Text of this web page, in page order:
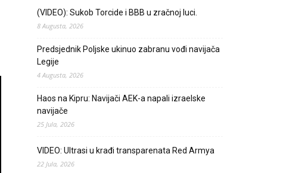
(VIDEO): Sukob Torcide i BBB u zračnoj luci.
8 Augusta, 2026
Predsjednik Poljske ukinuo zabranu vođi navijača
Legije
4 Augusta, 2026
Haos na Kipru: Navijači AEK-a napali izraelske
navijače
25 Jula, 2026
VIDEO: Ultrasi u krađi transparenata Red Armya
22 Jula, 2026